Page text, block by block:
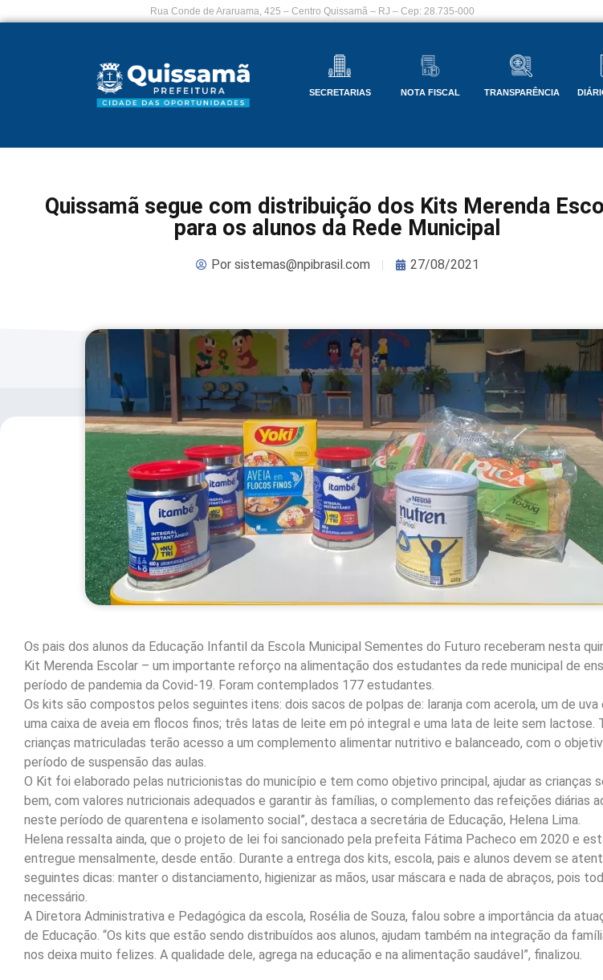
Rua Conde de Araruama, 425 – Centro Quissamã – RJ – Cep: 28.735-000
SECRETARIAS NOTA FISCAL TRANSPARÊNCIA
Quissamã segue com distribuição dos Kits Merenda
para os alunos da Rede Municipal
Porsistemas@npibrasil.com 27/08/2021
Os pais dos alunos da Educação Infantil da Escola Municipal Sementes do Futuro receberam nesta
Kit Merenda Escolar – um importante reforço na alimentação dos estudantes da rede municipal de
período de pandemia da Covid-19. Foram contemplados 177 estudantes.
Os kits são compostos pelos seguintes itens: dois sacos de polpas de: laranja com acerola, um de uva
uma caixa de aveia em flocos finos; três latas de leite em pó integral e uma lata de leite sem lactose.
crianças matriculadas terão acesso a um complemento alimentar nutritivo e balanceado, com o
período de suspensão das aulas.
O Kit foi elaborado pelas nutricionistas do município e tem como objetivo principal, ajudar as crianças
bem, com valores nutricionais adequados e garantir às famílias, o complemento das refeições diárias
neste período de quarentena e isolamento social”, destaca a secretária de Educação, Helena Lima.
Helena ressalta ainda, que o projeto de lei foi sancionado pela prefeita Fátima Pacheco em 2020 e
entregue mensalmente, desde então. Durante a entrega dos kits, escola, pais e alunos devem se
seguintes dicas: manter o distanciamento, higienizar as mãos, usar máscara e nada de abraços, pois
necessário.
A Diretora Administrativa e Pedagógica da escola, Rosélia de Souza, falou sobre a importância da
de Educação. “Os kits que estão sendo distribuídos aos alunos, ajudam também na integração da
nos deixa muito felizes. A qualidade dele, agrega na educação e na alimentação saudável”, finalizou.